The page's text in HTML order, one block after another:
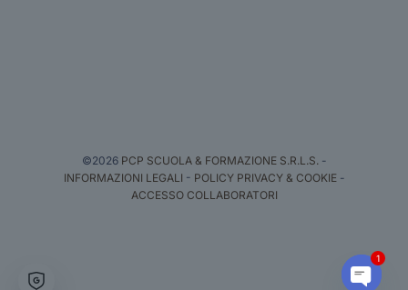
©2026 PCP SCUOLA & FORMAZIONE S.R.L.S.-
INFORMAZIONI LEGALI - POLICY PRIVACY & COOKIE-
ACCESSO COLLABORATORI
1